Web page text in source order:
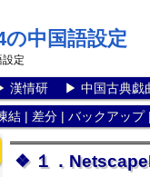
の中国語設定
定
漢情研▶ 中国古典戯
結| 差分| バックアップ|
１．